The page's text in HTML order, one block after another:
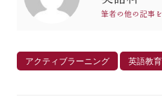
筆者の他の記事
アクティブラーニング 英語教育